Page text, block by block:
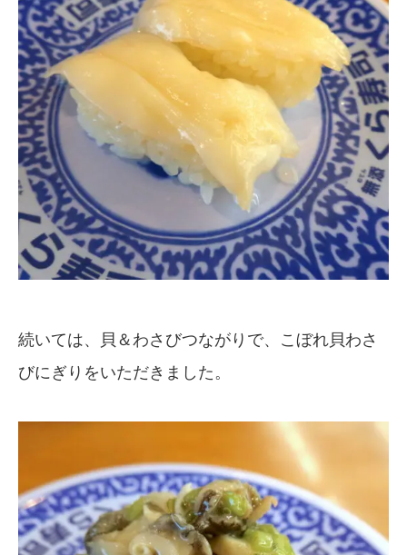
続いては、貝＆わさびつながりで、こぼれ貝わさ
びにぎりをいただきました。